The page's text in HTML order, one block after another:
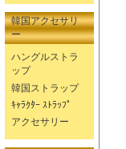
韓国アクセサリ
ー
ハングルストラ
ップ
韓国ストラップ
ｷｬﾗｸﾀｰ ｽﾄﾗｯﾌﾟ
アクセサリー